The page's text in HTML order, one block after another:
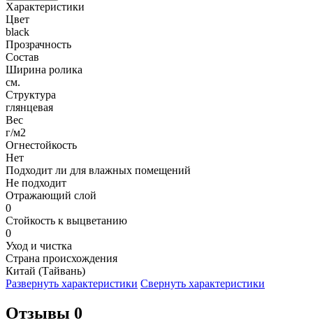
Характеристики
Цвет
black
Прозрачность
Состав
Ширина ролика
см.
Структура
глянцевая
Вес
г/м2
Огнестойкость
Нет
Подходит ли для влажных помещений
Не подходит
Отражающий слой
0
Стойкость к выцветанию
0
Уход и чистка
Страна происхождения
Китай (Тайвань)
Развернуть характеристики Свернуть характеристики
Отзывы 0